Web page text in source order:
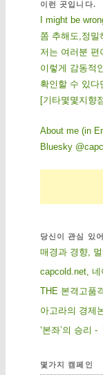
이런 곳입니다.
I might be
쫌 추해도,정밀
저는 여러분 편
이렇게 감동적
확인할 수 있다
[기 타몇 몇 지 향
About me (in
Bluesky
당신이 관심 있
매경과 경향,
capcold.net,
THE 본격고품
아고라의 경제
‘본좌’의 승리
몇가지 캠페인